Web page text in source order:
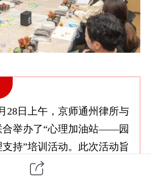
28日上午，京师通州律所与
合举办了“心理加油站——园
持”培训活动。此次活动旨
理指导与趣味园艺体验相结